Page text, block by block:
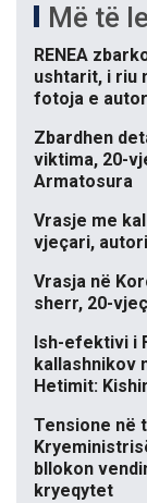
Më të
RENEA
ushtarit, i riu
fotoja e
Zbardhen
viktima, 20-
Armatosura
Vrasje me
vjeçari,
Vrasja në
sherr, 20-
Ish-efektivi i
kallashnikov
Hetimit:
Tensione në
bllokon
kryeqytet